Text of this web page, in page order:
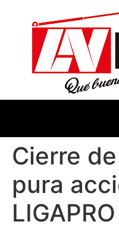
Cierre
pura
LIGAPRO